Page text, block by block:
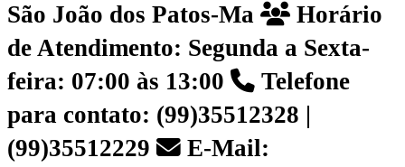
São João dos Patos-Ma
Horário
de Atendimento: Segunda a Sexta-
feira: 07:00 às 13:00
Telefone
para contato: (99)35512328 |
(99)35512229
E-Mail: